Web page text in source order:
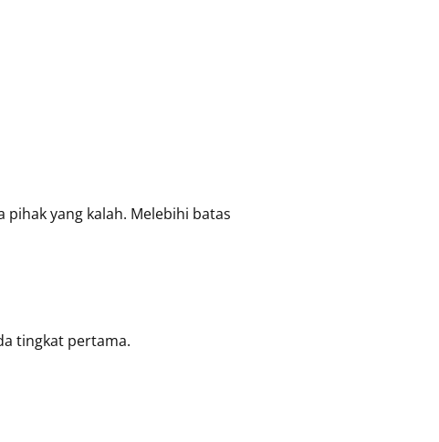
yang kalah. Melebihi batas
tingkat pertama.